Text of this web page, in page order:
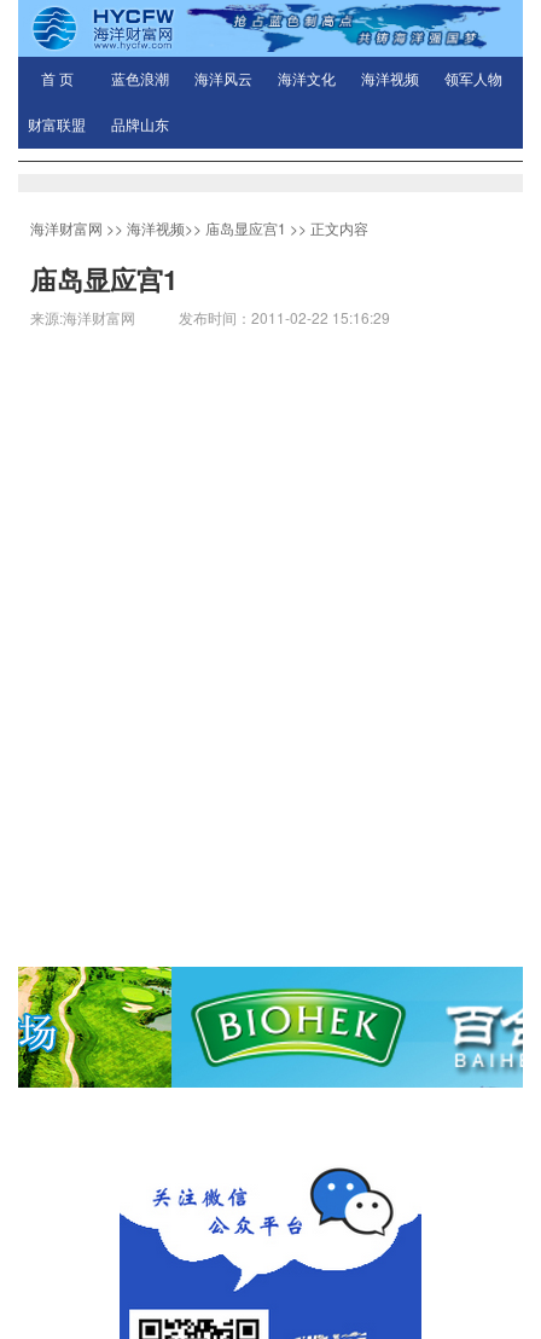
首 页 蓝色浪潮 海洋风云 海洋文化 海洋视频 领军人物
财富联盟 品牌山东
海洋财富网 >> 海洋视频>> 庙岛显应宫1 >> 正文内容
庙岛显应宫1
来源:海洋财富网 发布时间：2011-02-22 15:16:29